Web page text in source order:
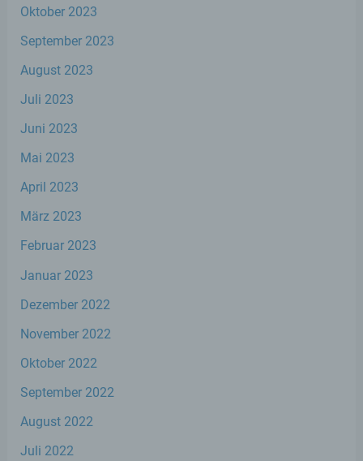
Oktober 2023
September 2023
August 2023
Juli 2023
Juni 2023
Mai 2023
April 2023
März 2023
Februar 2023
Januar 2023
Dezember 2022
November 2022
Oktober 2022
September 2022
August 2022
Juli 2022
Löschen oder die Vernichtung.
d) Einschränkung der Verarbeitung
personenbezogener Daten mit dem Ziel,
Profiling ist jede Art der automatisierten
die darin besteht, dass diese
werden, um bestimmte persönliche
beziehen, zu bewerten, insbesondere, um
wirtschaftlicher Lage, Gesundheit,
Zuverlässigkeit, Verhalten, Aufenthaltsort
zu analysieren oder vorherzusagen.